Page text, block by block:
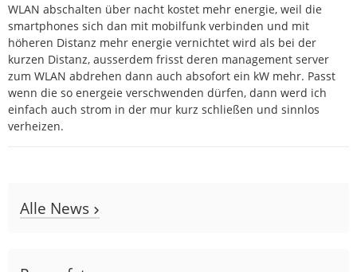
WLAN abschalten über nacht kostet mehr energie, weil die
smartphones sich dan mit mobilfunk verbinden und mit
höheren Distanz mehr energie vernichtet wird als bei der
kurzen Distanz, ausserdem frisst deren management server
zum WLAN abdrehen dann auch absofort ein kW mehr. Passt
wenn die so energeie verschwenden dürfen, dann werd ich
einfach auch strom in der mur kurz schließen und sinnlos
verheizen.
Alle News